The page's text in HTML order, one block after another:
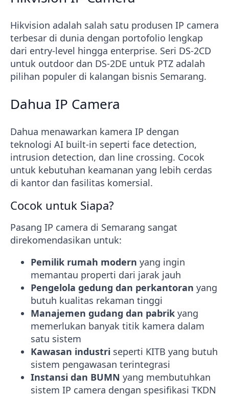
Hikvision adalah salah satu produsen IP camera
terbesar di dunia dengan portofolio lengkap
dari entry-level hingga enterprise. Seri DS-2CD
untuk outdoor dan DS-2DE untuk PTZ adalah
pilihan populer di kalangan bisnis Semarang.
Dahua IP Camera
Dahua menawarkan kamera IP dengan
teknologi AI built-in seperti face detection,
intrusion detection, dan line crossing. Cocok
untuk kebutuhan keamanan yang lebih cerdas
di kantor dan fasilitas komersial.
Cocok untuk Siapa?
Pasang IP camera di Semarang sangat
direkomendasikan untuk:
Pemilik rumah modern yang ingin
memantau properti dari jarak jauh
Pengelola gedung dan perkantoran yang
butuh kualitas rekaman tinggi
Manajemen gudang dan pabrik yang
memerlukan banyak titik kamera dalam
satu sistem
Kawasan industri seperti KITB yang butuh
sistem pengawasan terintegrasi
Instansi dan BUMN yang membutuhkan
sistem IP camera dengan spesifikasi TKDN